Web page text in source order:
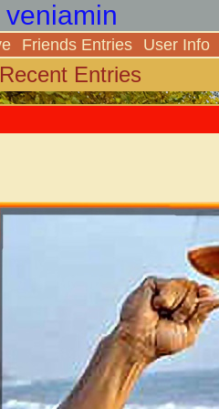
veniamin
Friends Entries User Info
Recent Entries